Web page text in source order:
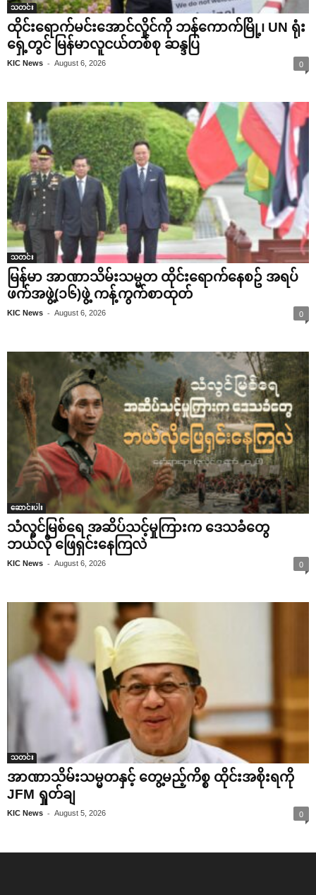
သတင်း
ထိုင်းရောက်မင်းအောင်လှိုင်ကို ဘန်ကောက်မြို့၊ UN ရုံး
ရှေ့တွင် မြန်မာလူငယ်တစ်စု ဆန္ဒပြ
KIC News - August 6, 2026 0
သတင်း
မြန်မာ အာဏာသိမ်းသမ္မတ ထိုင်းရောက်နေစဥ် အရပ်
ဖက်အဖွဲ့(၁၆)ဖွဲ့ ကန့်ကွက်စာထုတ်
KIC News - August 6, 2026 0
ဆောင်းပါး
သံလွင်မြစ်ရေ အဆိပ်သင့်မှုကြားက ဒေသခံတွေ
ဘယ်လို ဖြေရှင်းနေကြလဲ
KIC News - August 6, 2026 0
သတင်း
အာဏာသိမ်းသမ္မတနှင့် တွေ့မည့်ကိစ္စ ထိုင်းအစိုးရကို
JFM ရှုတ်ချ
KIC News - August 5, 2026 0